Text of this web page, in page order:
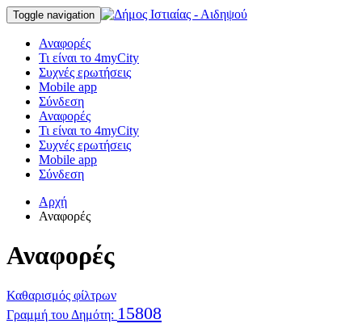
Toggle navigation
Αναφορές
Τι είναι το 4myCity
Συχνές ερωτήσεις
Mobile app
Σύνδεση
Αναφορές
Τι είναι το 4myCity
Συχνές ερωτήσεις
Mobile app
Σύνδεση
Αρχή
Αναφορές
Αναφορές
Καθαρισμός φίλτρων
Γραμμή του Δημότη: 15808